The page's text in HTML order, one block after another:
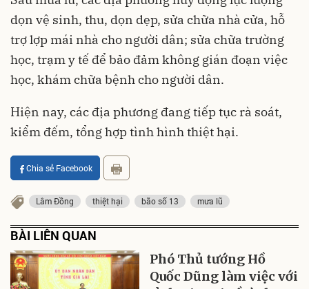
dọn vệ sinh, thu, dọn dẹp, sửa chữa nhà cửa, hỗ
trợ lợp mái nhà cho người dân; sửa chữa trường
học, trạm y tế để bảo đảm không gián đoạn việc
học, khám chữa bệnh cho người dân.
Hiện nay, các địa phương đang tiếp tục rà soát,
kiểm đếm, tổng hợp tình hình thiệt hại.
Chia sẻ Facebook
Lâm Đồng thiệt hại bão số 13 mưa lũ
BÀI LIÊN QUAN
Phó Thủ tướng Hồ
Quốc Dũng làm việc với